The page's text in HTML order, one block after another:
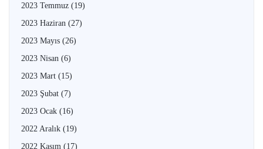
2023 Temmuz (19)
2023 Haziran (27)
2023 Mayıs (26)
2023 Nisan (6)
2023 Mart (15)
2023 Şubat (7)
2023 Ocak (16)
2022 Aralık (19)
2022 Kasım (17)